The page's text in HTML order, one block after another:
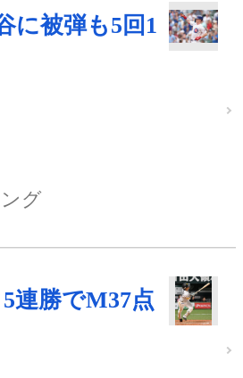
に被弾も5回1
グ
連勝でM37点